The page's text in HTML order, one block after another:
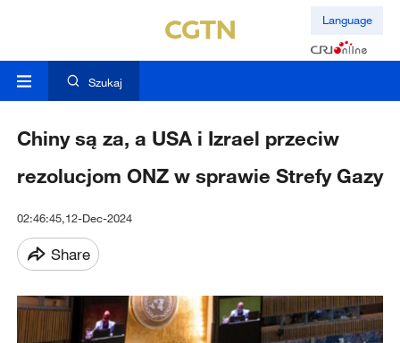
Language
Szukaj
Chiny są za, a USA i Izrael przeciw
rezolucjom ONZ w sprawie Strefy Gazy
02:46:45,12-Dec-2024
Share